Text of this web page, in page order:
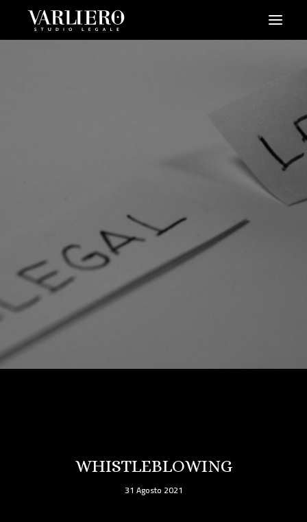
PRENDI UN APPUNTAMENTO
WHISTLEBLOWING
31 Agosto 2021